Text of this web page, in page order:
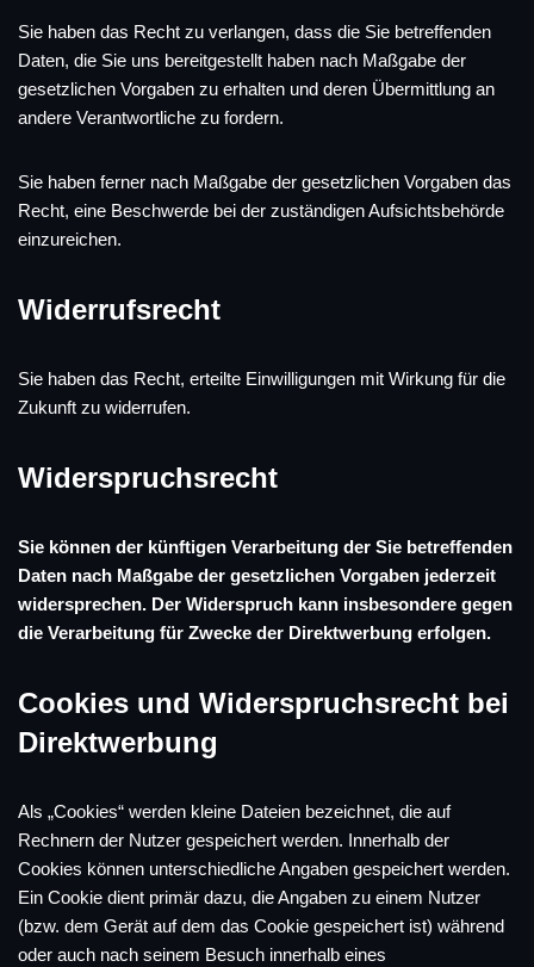
Sie haben das Recht zu verlangen, dass die Sie betreffenden
Daten, die Sie uns bereitgestellt haben nach Maßgabe der
gesetzlichen Vorgaben zu erhalten und deren Übermittlung an
andere Verantwortliche zu fordern.
Sie haben ferner nach Maßgabe der gesetzlichen Vorgaben das
Recht, eine Beschwerde bei der zuständigen Aufsichtsbehörde
einzureichen.
Widerrufsrecht
Sie haben das Recht, erteilte Einwilligungen mit Wirkung für die
Zukunft zu widerrufen.
Widerspruchsrecht
Sie können der künftigen Verarbeitung der Sie betreffenden
Daten nach Maßgabe der gesetzlichen Vorgaben jederzeit
widersprechen. Der Widerspruch kann insbesondere gegen
die Verarbeitung für Zwecke der Direktwerbung erfolgen.
Cookies und Widerspruchsrecht bei
Direktwerbung
Als „Cookies“ werden kleine Dateien bezeichnet, die auf
Rechnern der Nutzer gespeichert werden. Innerhalb der
Cookies können unterschiedliche Angaben gespeichert werden.
Ein Cookie dient primär dazu, die Angaben zu einem Nutzer
(bzw. dem Gerät auf dem das Cookie gespeichert ist) während
oder auch nach seinem Besuch innerhalb eines